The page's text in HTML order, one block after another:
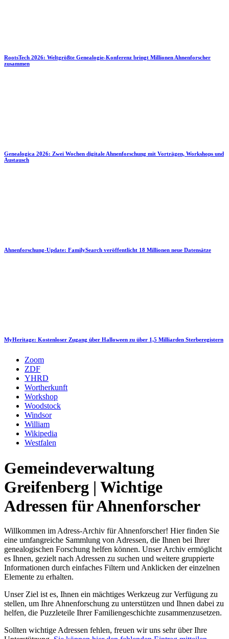
RootsTech 2026: Weltgrößte Genealogie-Konferenz bringt Millionen Ahnenforscher
zusammen
Genealogica 2026: Zwei Wochen digitale Ahnenforschung mit Vorträgen, Workshops und
Austausch
Ahnenforschung-Update: FamilySearch veröffentlicht 18 Millionen neue Datensätze
MyHeritage: Kostenloser Zugang über Halloween zu über 1,5 Milliarden Sterberegistern
Zoom
ZDF
YHRD
Wortherkunft
Workshop
Woodstock
Windsor
William
Wikipedia
Westfalen
Gemeindeverwaltung
Greifenberg | Wichtige
Adressen für Ahnenforscher
Willkommen im Adress-Archiv für Ahnenforscher! Hier finden Sie
eine umfangreiche Sammlung von Adressen, die Ihnen bei Ihrer
genealogischen Forschung helfen können. Unser Archiv ermöglicht
es Ihnen, gezielt nach Adressen zu suchen und weitere gruppierte
Informationen durch einfaches Filtern und Anklicken der einzelnen
Elemente zu erhalten.
Unser Ziel ist es, Ihnen ein mächtiges Werkzeug zur Verfügung zu
stellen, um Ihre Ahnenforschung zu unterstützen und Ihnen dabei zu
helfen, die Puzzleteile Ihrer Familiengeschichte zusammenzusetzen.
Sollten wichtige Adressen fehlen, freuen wir uns sehr über Ihre